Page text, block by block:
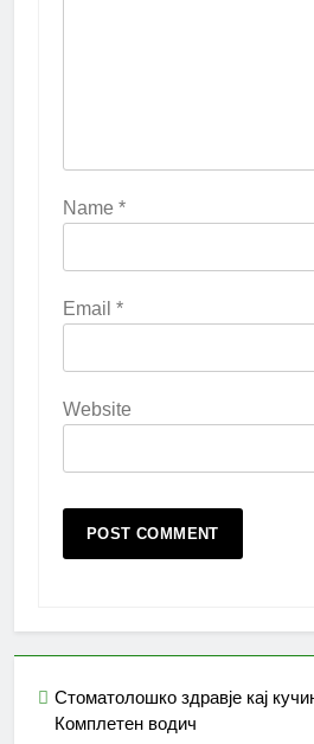
Name *
Email *
Website
Стоматолошко здравје кај
Комплетен водич